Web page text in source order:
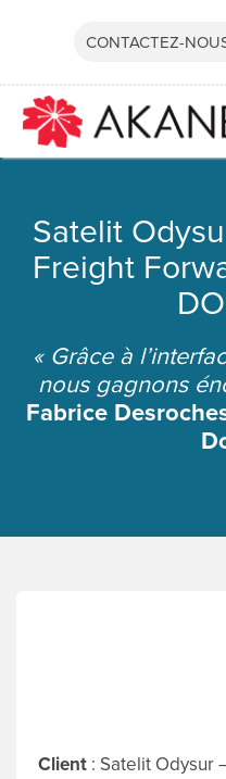
CONTACTEZ-
Satelit
Freight
« Grâce à
nous gagnons
Fabrice
Client: Satelit Odysur